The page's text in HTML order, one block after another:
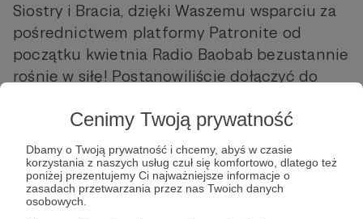
Cenimy Twoją prywatność
Dbamy o Twoją prywatność i chcemy, abyś w czasie
korzystania z naszych usług czuł się komfortowo, dlatego też
poniżej prezentujemy Ci najważniejsze informacje o
zasadach przetwarzania przez nas Twoich danych
osobowych.
Siostry i Bracia, dzięki Waszemu wsparciu za
pośrednictwem platformy Patronite od
początku kwietnia Radio Baobab bezustannie
rośnie w siłę! Postanowiliście dołączyć do
radością udostępniam Wam odrobinę czasu
antenowego.